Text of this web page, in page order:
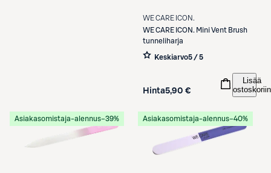
WE CARE ICON.
WE CARE ICON. Mini Vent Brush
tunneliharja
Keskiarvo5 / 5
Hinta5,90 €
Lisää
ostoskoriin
Asiakasomistaja-alennus−39% Asiakasomistaja-alennus−40%